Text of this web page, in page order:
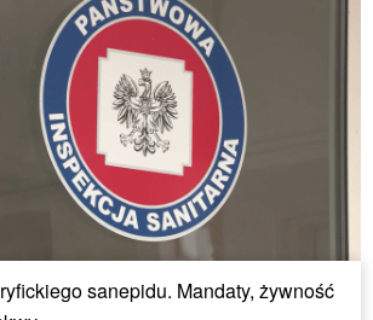
sanepidu. Mandaty, żywność